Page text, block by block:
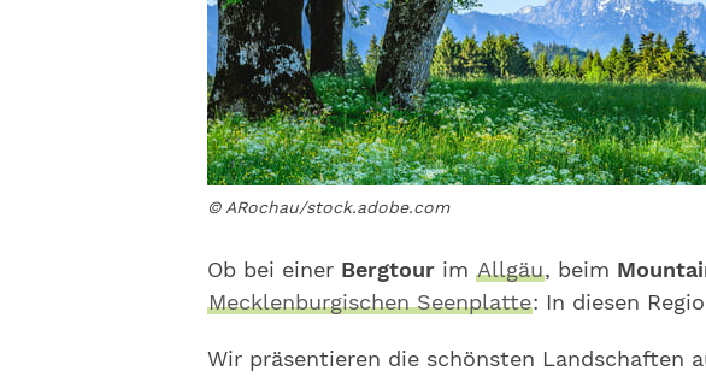
© ARochau/stock.adobe.com
Ob bei einer Bergtour im Allgäu, beim
Mecklenburgischen Seenplatte: In diesen
Wir präsentieren die schönsten Landschaften